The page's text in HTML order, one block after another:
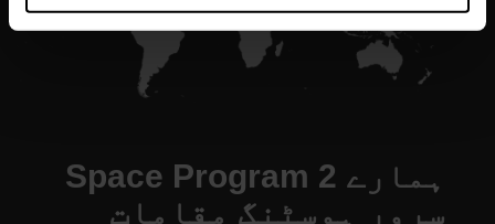
ہمارے Space Program 2
سرور ہوسٹنگ مقامات